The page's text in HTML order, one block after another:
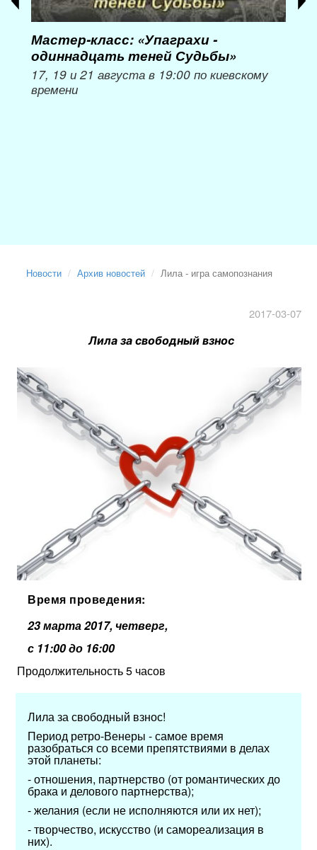
Мастер-класс: «Упаграхи -
одиннадцать теней Судьбы»
17, 19 и 21 августа в 19:00 по киевскому
времени
Новости Архив новостей Лила - игра самопознания
2017-03-07
Лила за свободный взнос
Время проведения:
23 марта 2017,четверг,
с 11:00 до 16:00
Продолжительность 5 часов
Лила за свободный взнос!
Период ретро-Венеры - самое время
разобраться со всеми препятствиями в делах
этой планеты:
- отношения, партнерство (от романтических до
брака и делового партнерства);
- желания (если не исполняются или их нет);
- творчество, искусство (и самореализация в
них).